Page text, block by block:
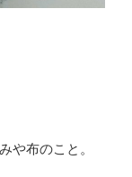
や布のこと。